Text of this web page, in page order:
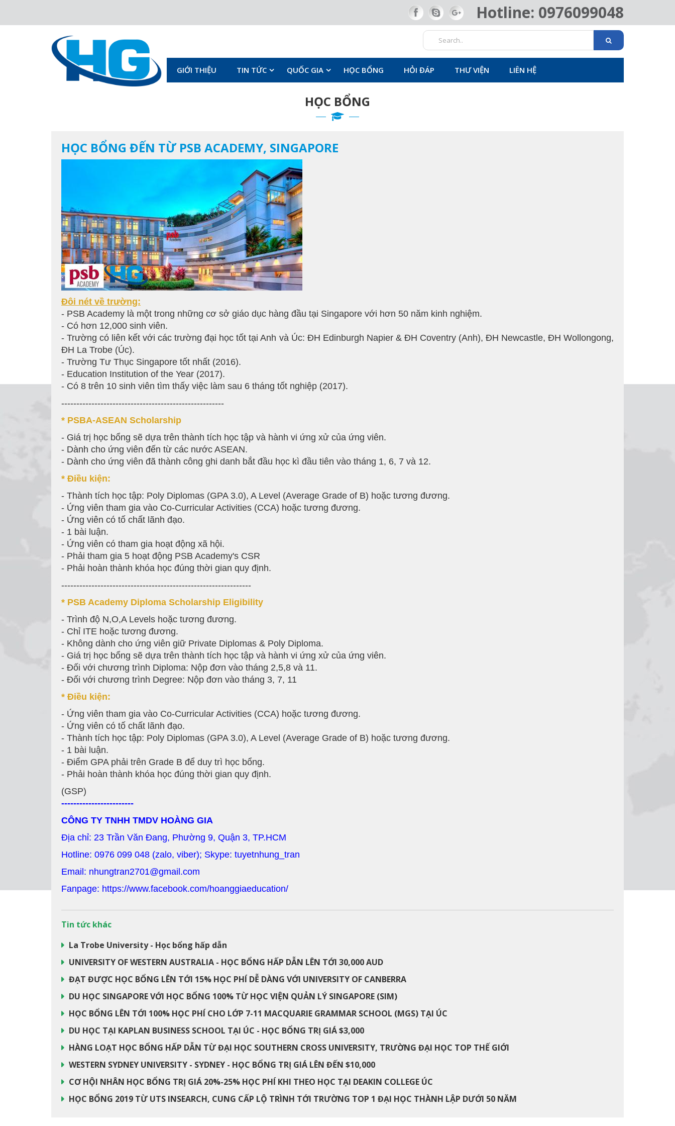
Hotline: 0976099048
GIỚI THIỆU TIN TỨC QUỐC GIA HỌC BỔNG HỎI ĐÁP THƯ VIỆN LIÊN HỆ
HỌC BỔNG
HỌC BỔNG ĐẾN TỪ PSB ACADEMY, SINGAPORE
Đôi nét về trường:
- PSB Academy là một trong những cơ sở giáo dục hàng đầu tại Singapore với hơn 50 năm kinh nghiệm.
- Có hơn 12,000 sinh viên.
- Trường có liên kết với các trường đại học tốt tại Anh và Úc: ĐH Edinburgh Napier & ĐH Coventry (Anh), ĐH Newcastle, ĐH Wollongong,
ĐH La Trobe (Úc).
- Trường Tư Thục Singapore tốt nhất (2016).
- Education Institution of the Year (2017).
- Có 8 trên 10 sinh viên tìm thấy việc làm sau 6 tháng tốt nghiệp (2017).
------------------------------------------------------
* PSBA-ASEAN Scholarship
- Giá trị học bổng sẽ dựa trên thành tích học tập và hành vi ứng xử của ứng viên.
- Dành cho ứng viên đến từ các nước ASEAN.
- Dành cho ứng viên đã thành công ghi danh bắt đầu học kì đầu tiên vào tháng 1, 6, 7 và 12.
* Điều kiện:
- Thành tích học tập: Poly Diplomas (GPA 3.0), A Level (Average Grade of B) hoặc tương đương.
- Ứng viên tham gia vào Co-Curricular Activities (CCA) hoặc tương đương.
- Ứng viên có tố chất lãnh đạo.
- 1 bài luận.
- Ứng viên có tham gia hoạt động xã hội.
- Phải tham gia 5 hoạt động PSB Academy's CSR
- Phải hoàn thành khóa học đúng thời gian quy định.
---------------------------------------------------------------
* PSB Academy Diploma Scholarship Eligibility
- Trình độ N,O,A Levels hoặc tương đương.
- Chỉ ITE hoặc tương đương.
- Không dành cho ứng viên giữ Private Diplomas & Poly Diploma.
- Giá trị học bổng sẽ dựa trên thành tích học tập và hành vi ứng xử của ứng viên.
- Đối với chương trình Diploma: Nộp đơn vào tháng 2,5,8 và 11.
- Đối với chương trình Degree: Nộp đơn vào tháng 3, 7, 11
* Điều kiện:
- Ứng viên tham gia vào Co-Curricular Activities (CCA) hoặc tương đương.
- Ứng viên có tố chất lãnh đạo.
- Thành tích học tập: Poly Diplomas (GPA 3.0), A Level (Average Grade of B) hoặc tương đương.
- 1 bài luận.
- Điểm GPA phải trên Grade B để duy trì học bổng.
- Phải hoàn thành khóa học đúng thời gian quy định.
(GSP)
------------------------
CÔNG TY TNHH TMDV HOÀNG GIA
Địa chỉ: 23 Trần Văn Đang, Phường 9, Quận 3, TP.HCM
Hotline: 0976 099 048 (zalo, viber); Skype: tuyetnhung_tran
Email: nhungtran2701@gmail.com
Fanpage: https://www.facebook.com/hoanggiaeducation/
Tin tức khác
La Trobe University - Học bổng hấp dẫn
UNIVERSITY OF WESTERN AUSTRALIA - HỌC BỔNG HẤP DẪN LÊN TỚI 30,000 AUD
ĐẠT ĐƯỢC HỌC BỔNG LÊN TỚI 15% HỌC PHÍ DỄ DÀNG VỚI UNIVERSITY OF CANBERRA
DU HỌC SINGAPORE VỚI HỌC BỔNG 100% TỪ HỌC VIỆN QUẢN LÝ SINGAPORE (SIM)
HỌC BỔNG LÊN TỚI 100% HỌC PHÍ CHO LỚP 7-11 MACQUARIE GRAMMAR SCHOOL (MGS) TẠI ÚC
DU HỌC TẠI KAPLAN BUSINESS SCHOOL TẠI ÚC - HỌC BỔNG TRỊ GIÁ $3,000
HÀNG LOẠT HỌC BỔNG HẤP DẪN TỪ ĐẠI HỌC SOUTHERN CROSS UNIVERSITY, TRƯỜNG ĐẠI HỌC TOP THẾ GIỚI
WESTERN SYDNEY UNIVERSITY - SYDNEY - HỌC BỔNG TRỊ GIÁ LÊN ĐẾN $10,000
CƠ HỘI NHÂN HỌC BỔNG TRỊ GIÁ 20%-25% HỌC PHÍ KHI THEO HỌC TẠI DEAKIN COLLEGE ÚC
HỌC BỔNG 2019 TỪ UTS INSEARCH, CUNG CẤP LỘ TRÌNH TỚI TRƯỜNG TOP 1 ĐẠI HỌC THÀNH LẬP DƯỚI 50 NĂM